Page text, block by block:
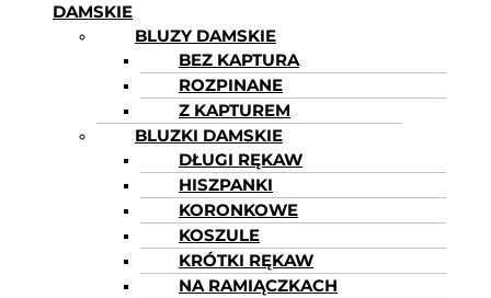
DAMSKIE
BLUZY DAMSKIE
BEZ KAPTURA
ROZPINANE
Z KAPTUREM
BLUZKI DAMSKIE
DŁUGI RĘKAW
HISZPANKI
KORONKOWE
KOSZULE
KRÓTKI RĘKAW
NA RAMIĄCZKACH